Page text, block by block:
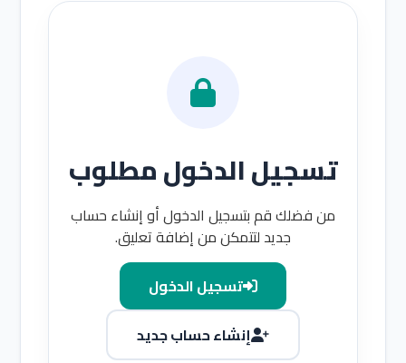
تسجيل الدخول مطلوب
من فضلك قم بتسجيل الدخول أو إنشاء حساب
جديد لتتمكن من إضافة تعليق.
تسجيل الدخول
إنشاء حساب جديد